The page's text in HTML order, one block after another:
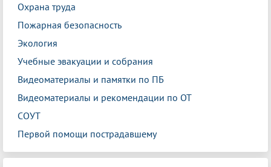
Охрана труда
Пожарная безопасность
Экология
Учебные эвакуации и собрания
Видеоматериалы и памятки по ПБ
Видеоматериалы и рекомендации по ОТ
СОУТ
Первой помощи пострадавшему